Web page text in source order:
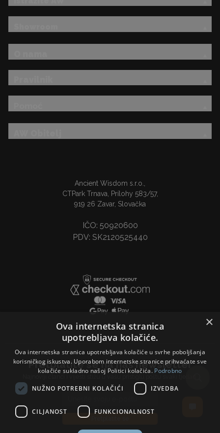
Ancient Wisdom s.r.o.,
CTPark Trnava, Prílohy 583/57,
919 26 Zavar, Slovačka
IČO: 50920600
PDV: SK2120525440
Pretplatite se na naš newsletter
Najnoviji članci i vijesti stižu u vašu pristiglu poštu svaki tjedan.
×
Ova internetska stranica
upotrebljava kolačiće.
Ova internetska stranica upotrebljava kolačiće u svrhe poboljšanja
korisničkog iskustva. Uporabom internetske stranice prihvaćate sve
kolačiće sukladno našoj Politici kolačića. Podrobno
NUŽNO POTREBNI KOLAČIĆI IZVEDBA
CILJANOST FUNKCIONALNOST